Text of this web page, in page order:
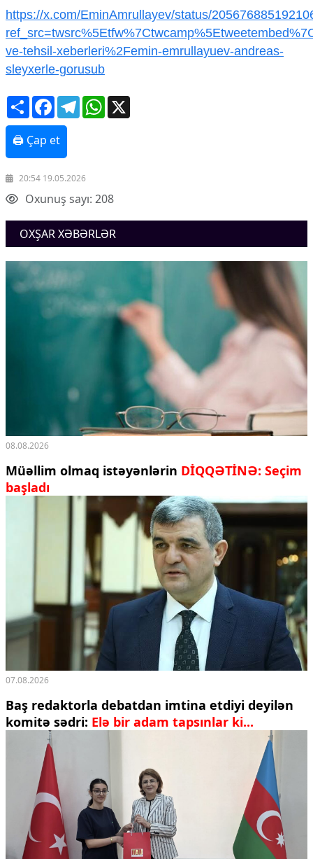
Əmək və sosial siyasət
Kənd təsərrüfatı
Hərbi sənaye
Media və QHT
Sosium
Mənəvi dəyərlər
Texnologiya
Mətbuat-150
Missiyamız
https://x.com/EminAmrullayev/status/
ve-tehsil-xeberleri%2Femin-emrullayuev-andreas-
sleyxerle-gorusub
ShareFacebookTelegramWhatsApp
🖨 Çap et
20:54 19.05.2026
Oxunuş sayı: 208
OXŞAR XƏBƏRLƏR
08.08.2026
Müəllim olmaq istəyənlərin DİQQƏTİNƏ: Seçim
başladı
07.08.2026
Baş redaktorla debatdan imtina etdiyi deyilən
komitə sədri:
Elə bir adam tapsınlar ki...